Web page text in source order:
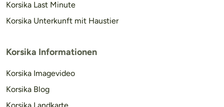
Korsika Last Minute
Korsika Unterkunft mit Haustier
Korsika Informationen
Korsika Imagevideo
Korsika Blog